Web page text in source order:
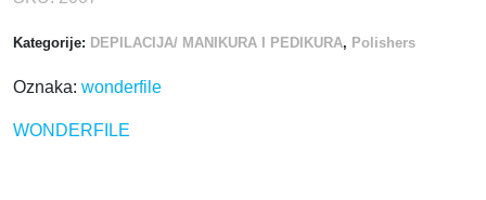
5
1
Kategorije: DEPILACIJA/ MANIKURA I PEDIKURA, Polishers
Oznaka: wonderfile
WONDERFILE